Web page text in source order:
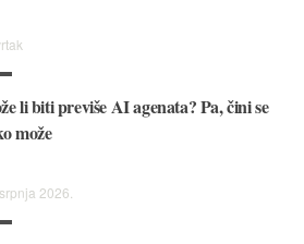
li biti previše AI agenata? Pa, čini se
može
2026.